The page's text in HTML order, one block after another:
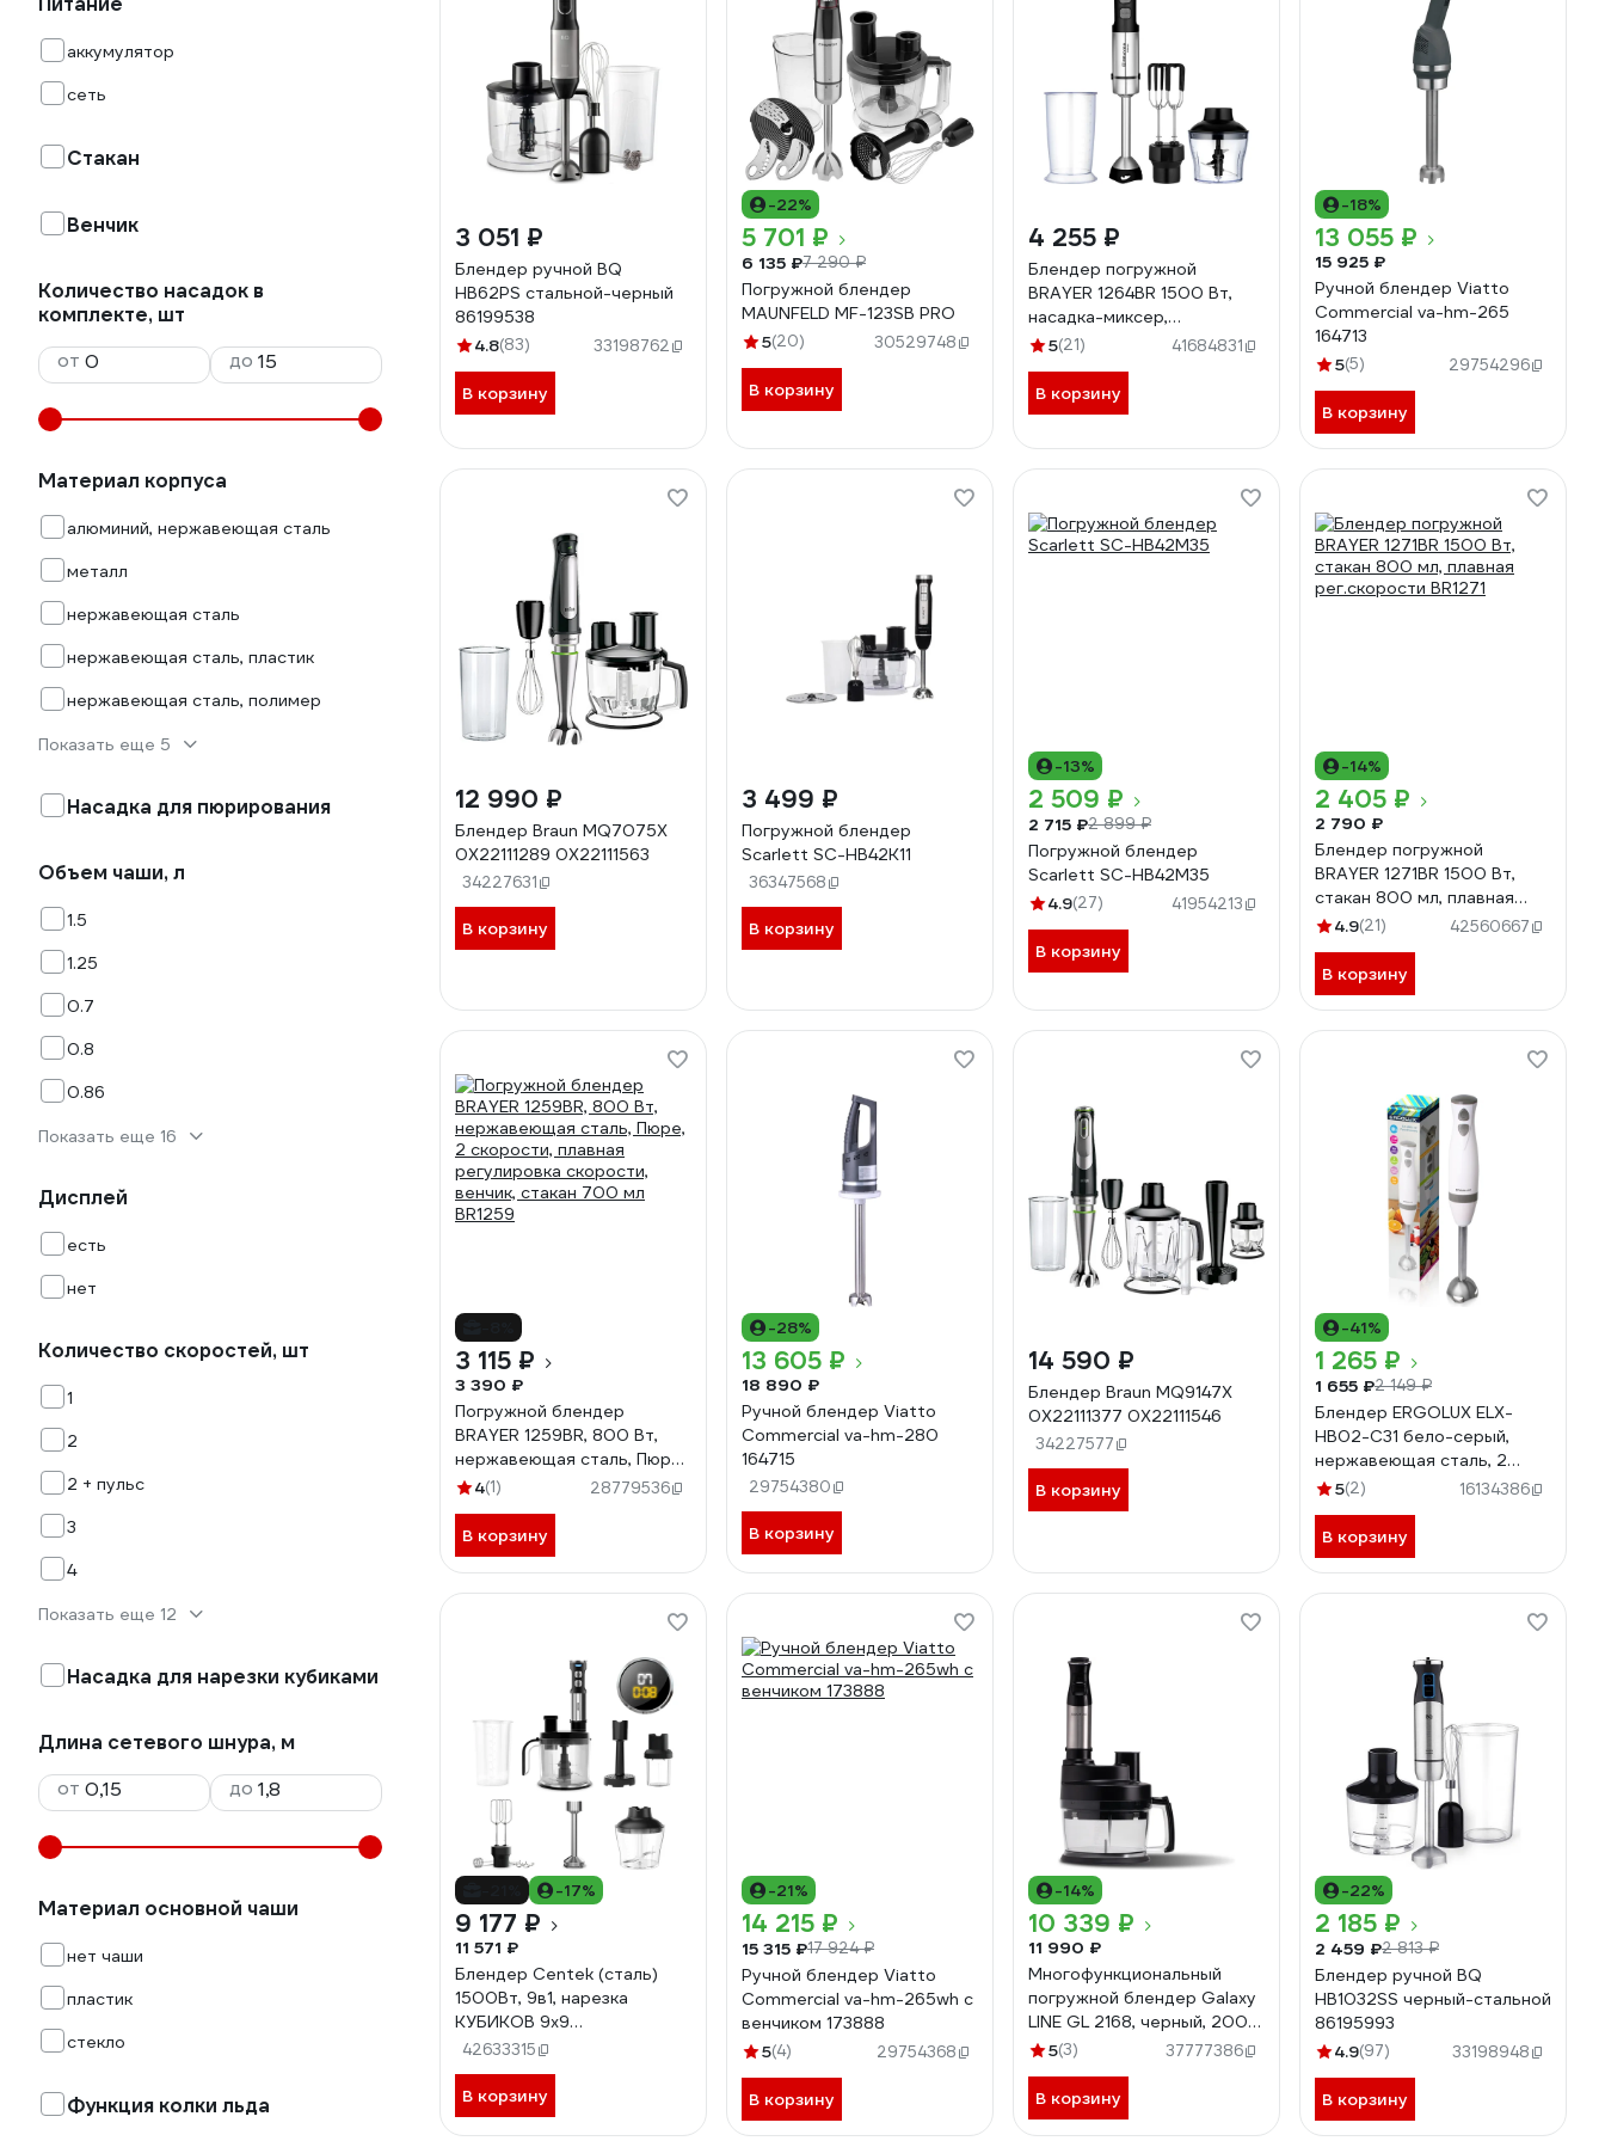
аккумулятор
сеть
Стакан
Венчик
Количество насадок в
комплекте, шт
от
до
Материал корпуса
алюминий, нержавеющая сталь
металл
нержавеющая сталь
нержавеющая сталь, пластик
нержавеющая сталь, полимер
Показать еще 5
Насадка для пюрирования
Объем чаши, л
1.5
1.25
0.7
0.8
0.86
Показать еще 16
Дисплей
есть
нет
Количество скоростей, шт
1
2
2 + пульс
3
4
Показать еще 12
Насадка для нарезки кубиками
Длина сетевого шнура, м
от
до
Материал основной чаши
нет чаши
пластик
стекло
Функция колки льда
3 051 ₽
Блендер ручной BQ
HB62PS стальной-черный
86199538
4.8(83) 33198762
В корзину
-22%
5 701 ₽
6 135 ₽7 290 ₽
Погружной блендер
MAUNFELD MF-123SB PRO
5(20) 30529748
В корзину
4 255 ₽
Блендер погружной
BRAYER 1264BR 1500 Вт,
насадка-миксер,
измельчитель 600 мл,
5(21) 41684831
В корзину
-18%
13 055 ₽
15 925 ₽
Ручной блендер Viatto
Commercial va-hm-265
164713
5(5) 29754296
В корзину
12 990 ₽
Блендер Braun MQ7075X
0X22111289 0X22111563
34227631
В корзину
3 499 ₽
Погружной блендер
Scarlett SC-HB42K11
36347568
В корзину
-13%
2 509 ₽
2 715 ₽2 899 ₽
Погружной блендер
Scarlett SC-HB42M35
4.9(27) 41954213
В корзину
-14%
2 405 ₽
2 790 ₽
Блендер погружной
BRAYER 1271BR 1500 Вт,
стакан 800 мл, плавная
рег.скорости BR1271
4.9(21) 42560667
В корзину
3 115 ₽
3 390 ₽
Погружной блендер
BRAYER 1259BR, 800 Вт,
нержавеющая сталь, Пюре,
2 скорости, плавная
венчик, стакан 700 мл
BR1259
4(1) 28779536
В корзину
-28%
13 605 ₽
18 890 ₽
Ручной блендер Viatto
Commercial va-hm-280
164715
29754380
В корзину
14 590 ₽
Блендер Braun MQ9147X
0X22111377 0X22111546
34227577
В корзину
-41%
1 265 ₽
1 655 ₽2 149 ₽
Блендер ERGOLUX ELX-
HB02-C31 бело-серый,
нержавеющая сталь, 2
скорости, 500Вт, 220-
5(2) 16134386
В корзину
-17%
9 177 ₽
11 571 ₽
Блендер Centek (сталь)
1500Вт, 9в1, нарезка
КУБИКОВ 9х9
измельчитель/блендер/
чоппер/кофе, ДИСПЛЕЙ
CT-1368
42633315
В корзину
-21%
14 215 ₽
15 315 ₽17 924 ₽
Ручной блендер Viatto
Commercial va-hm-265wh с
венчиком 173888
5(4) 29754368
В корзину
-14%
10 339 ₽
11 990 ₽
Многофункциональный
погружной блендер Galaxy
LINE GL 2168, черный, 2000
Вт, DC- мотор, защита от
нарезка кубиками
7020121680
5(3) 37777386
В корзину
-22%
2 185 ₽
2 459 ₽2 813 ₽
Блендер ручной BQ
HB1032SS черный-стальной
86195993
4.9(97) 33198948
В корзину